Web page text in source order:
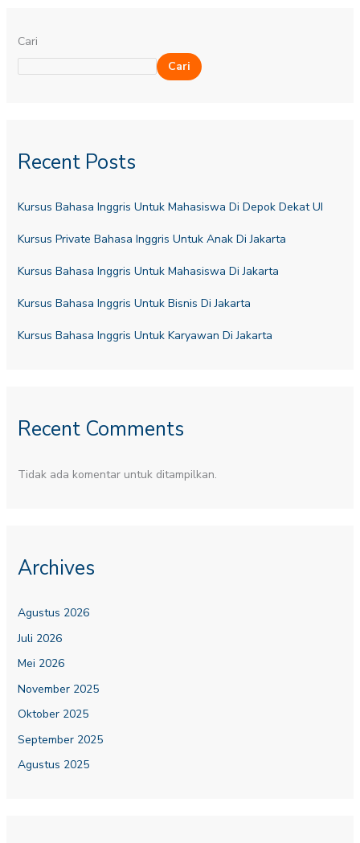
Cari
Cari
Recent Posts
Kursus Bahasa Inggris Untuk Mahasiswa Di Depok Dekat UI
Kursus Private Bahasa Inggris Untuk Anak Di Jakarta
Kursus Bahasa Inggris Untuk Mahasiswa Di Jakarta
Kursus Bahasa Inggris Untuk Bisnis Di Jakarta
Kursus Bahasa Inggris Untuk Karyawan Di Jakarta
Recent Comments
Tidak ada komentar untuk ditampilkan.
Archives
Agustus 2026
Juli 2026
Mei 2026
November 2025
Oktober 2025
September 2025
Agustus 2025